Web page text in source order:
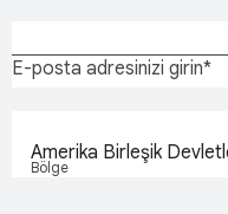
E-posta adresinizi girin
Bölge
Amerika Birleşik